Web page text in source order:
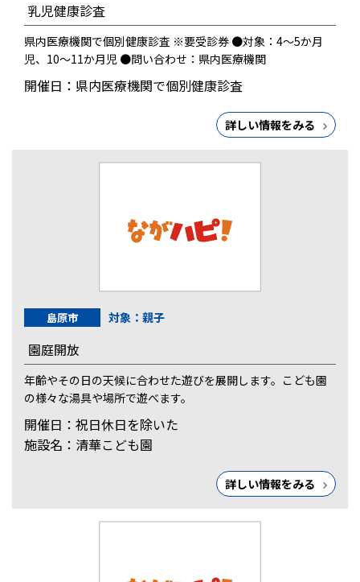
乳児健康診査
県内医療機関で個別健康診査 ※要受診券 ●対象：4～5か月
児、10～11か月児 ●問い合わせ：県内医療機関
開催日：県内医療機関で個別健康診査
詳しい情報をみる
島原市 対象：親子
園庭開放
年齢やその日の天候に合わせた遊びを展開します。こども園
の様々な湯具や場所で遊べます。
開催日：祝日休日を除いた
施設名：清華こども園
詳しい情報をみる